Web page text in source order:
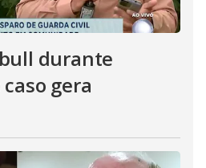
durante
gera